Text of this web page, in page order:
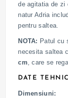
de agitatia de zi
natur Adria
pentru saltea.
NOTA: Patul cu
necesita saltea
cm, care se
DATE
Dimensiuni: